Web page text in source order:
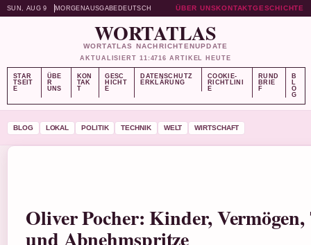
SUN, AUG 9 MORGENAUSGABE DEUTSCH ÜBER UNSKONTAKTGESCHICHTE
WORTATLAS
WORTATLAS NACHRICHTENUPDATE
AKTUALISIERT 11:4716 ARTIKEL HEUTE
STAR
TSEIT
E
ÜBE
R
UNS
KON
TAK
T
GESC
HICHT
E
DATENSCHUTZ
ERKLÄRUNG
COOKIE-
RICHTLINI
E
RUND
BRIE
F
B
L
O
G
BLOG LOKAL POLITIK TECHNIK WELT WIRTSCHAFT
Oliver Pocher: Kinder,
und Abnehmspritze